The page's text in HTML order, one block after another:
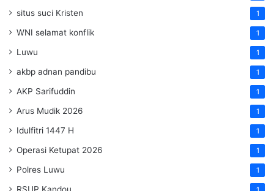
situs suci Kristen 1
WNI selamat konflik 1
Luwu 1
akbp adnan pandibu 1
AKP Sarifuddin 1
Arus Mudik 2026 1
Idulfitri 1447 H 1
Operasi Ketupat 2026 1
Polres Luwu 1
RSUP Kandou